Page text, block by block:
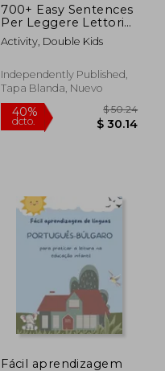
40%
700+ Easy Sentences
Per Leggere Lettori
Principianti Libri Per
Bambini Inglese
Metodo Montessori:
Illustrating children's
Italiano)
Activity, Double Kids
Independently Published,
Tapa Blanda, Nuevo
Fácil aprendizagem